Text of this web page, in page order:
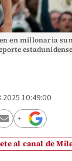
en millonaria
10:49:00
al canal de